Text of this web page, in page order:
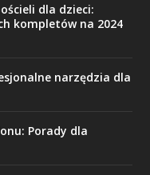
dla dzieci:
kompletów na 2024
narzędzia dla
Porady dla